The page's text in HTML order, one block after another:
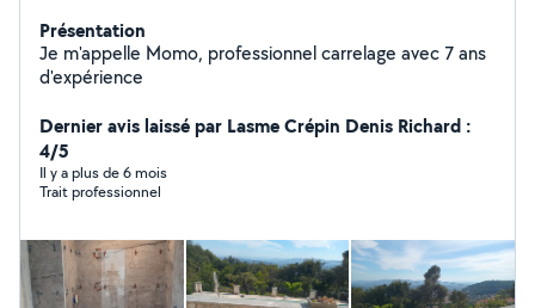
Présentation
Je m'appelle Momo, professionnel carrelage avec 7 ans
d'expérience
Dernier avis laissé par Lasme Crépin Denis Richard :
4/5
Il y a plus de 6 mois
Trait professionnel